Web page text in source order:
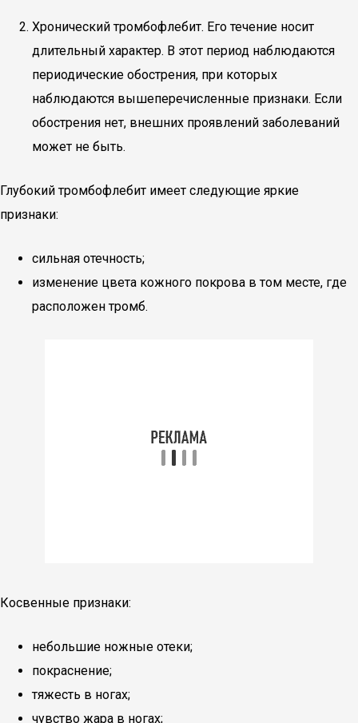
Хронический тромбофлебит. Его течение носит
длительный характер. В этот период наблюдаются
периодические обострения, при которых
наблюдаются вышеперечисленные признаки. Если
обострения нет, внешних проявлений заболеваний
может не быть.
Глубокий тромбофлебит имеет следующие яркие
признаки:
сильная отечность;
изменение цвета кожного покрова в том месте, где
расположен тромб.
Косвенные признаки:
небольшие ножные отеки;
покраснение;
тяжесть в ногах;
чувство жара в ногах;